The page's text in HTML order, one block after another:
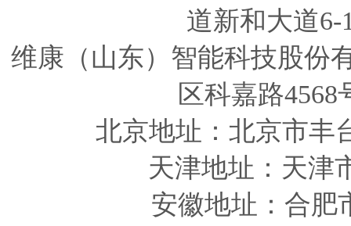
道新和大道6-
维康（山东）智能科技股
区科嘉路
北京地址：北京市丰
天津地址 ：天津
安徽地址 ：合